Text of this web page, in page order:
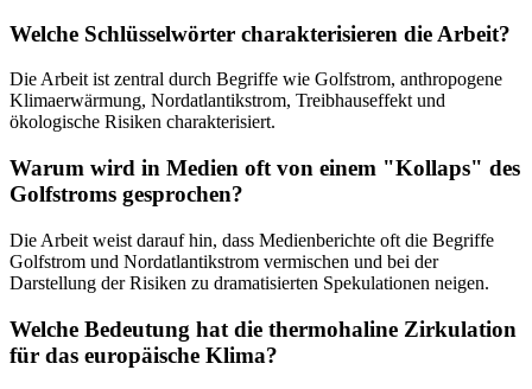
Welche Schlüsselwörter charakterisieren die Arbeit?
Die Arbeit ist zentral durch Begriffe wie Golfstrom, anthropogene
Klimaerwärmung, Nordatlantikstrom, Treibhauseffekt und
ökologische Risiken charakterisiert.
Warum wird in Medien oft von einem "Kollaps" des
Golfstroms gesprochen?
Die Arbeit weist darauf hin, dass Medienberichte oft die Begriffe
Golfstrom und Nordatlantikstrom vermischen und bei der
Darstellung der Risiken zu dramatisierten Spekulationen neigen.
Welche Bedeutung hat die thermohaline Zirkulation
für das europäische Klima?